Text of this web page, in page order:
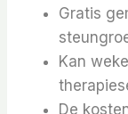
Gratis
Kan
De